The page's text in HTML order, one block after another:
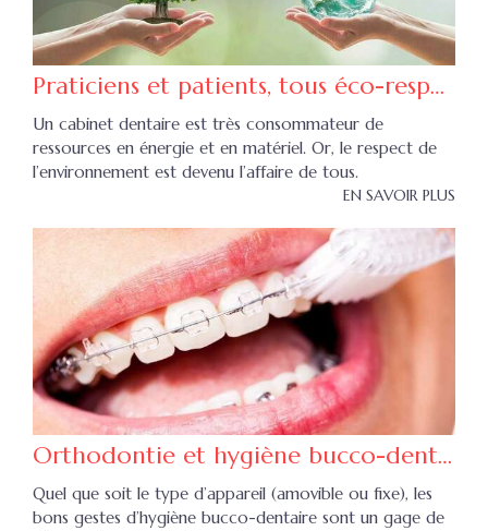
Praticiens et patients, tous éco-responsables !
Un cabinet dentaire est très consommateur de
ressources en énergie et en matériel. Or, le respect de
l’environnement est devenu l’affaire de tous.
EN SAVOIR PLUS
Orthodontie et hygiène bucco-dentaire
Quel que soit le type d’appareil (amovible ou fixe), les
bons gestes d’hygiène bucco-dentaire sont un gage de